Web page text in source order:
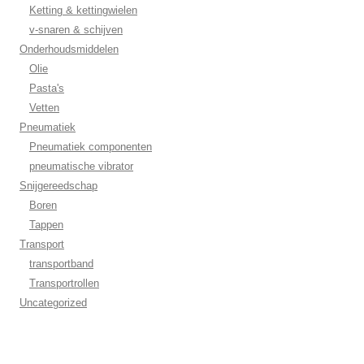
Ketting & kettingwielen
v-snaren & schijven
Onderhoudsmiddelen
Olie
Pasta's
Vetten
Pneumatiek
Pneumatiek componenten
pneumatische vibrator
Snijgereedschap
Boren
Tappen
Transport
transportband
Transportrollen
Uncategorized